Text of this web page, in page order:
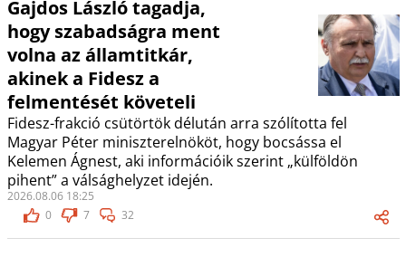
Gajdos László tagadja,
hogy szabadságra ment
volna az államtitkár,
akinek a Fidesz a
felmentését követeli
Fidesz-frakció csütörtök délután arra szólította fel
Magyar Péter miniszterelnököt, hogy bocsássa el
Kelemen Ágnest, aki információik szerint „külföldön
pihent” a válsághelyzet idején.
2026.08.06 18:25
0
7 32